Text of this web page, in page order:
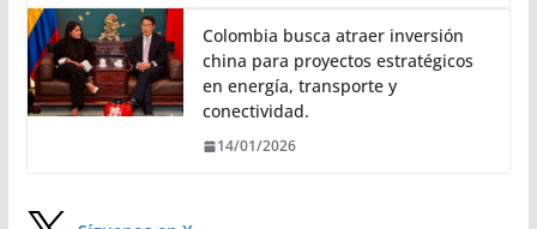
Colombia busca atraer inversión
china para proyectos estratégicos
en energía, transporte y
conectividad.
14/01/2026